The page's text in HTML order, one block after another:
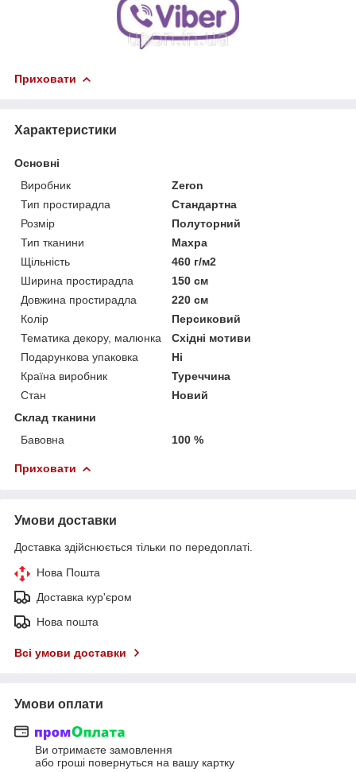
Приховати
Характеристики
Основні
Виробник
Zeron
Тип простирадла
Стандартна
Розмір
Полуторний
Тип тканини
Махра
Щільність
460 г/м2
Ширина простирадла
150 см
Довжина простирадла
220 см
Колір
Персиковий
Тематика декору, малюнка
Східні мотиви
Подарункова упаковка
Ні
Країна виробник
Туреччина
Стан
Новий
Склад тканини
Бавовна
100 %
Приховати
Умови доставки
Доставка здійснюється тільки по передоплаті.
Нова Пошта
Доставка кур'єром
Нова пошта
Всі умови доставки
Умови оплати
Ви отримаєте замовлення
або гроші повернуться на вашу картку